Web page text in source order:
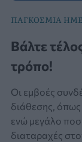
ΠΑΓΚΟΣΜΙΑ
Βάλτε
τρόπο!
Οι εμβοές
διάθεσης, όπως
ενώ μεγάλο
διαταραχές